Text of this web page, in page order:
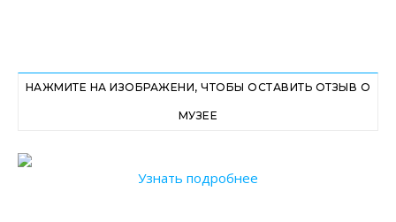
НАЖМИТЕ НА ИЗОБРАЖЕНИ, ЧТОБЫ ОСТАВИТЬ ОТЗЫВ О
МУЗЕЕ
Узнать подробнее